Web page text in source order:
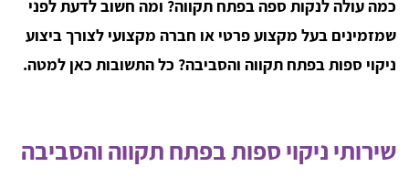
כמה עולה לנקות ספה בפתח תקווה? ומה חשוב לדעת לפני
שמזמינים בעל מקצוע פרטי או חברה מקצועי לצורך ביצוע
ניקוי ספות בפתח תקווה והסביבה? כל התשובות כאן למטה.
שירותי ניקוי ספות בפתח תקווה והסביבה